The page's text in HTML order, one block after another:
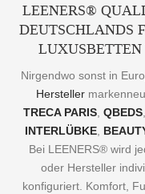
LEENERS®
DEUTSCHLANDS
Nirgendwo sonst in
Hersteller
TRECA PARIS, QBEDS,
INTERLÜBKE,
Bei LEENERS® wird
oder Hersteller
konfiguriert. Komfort,